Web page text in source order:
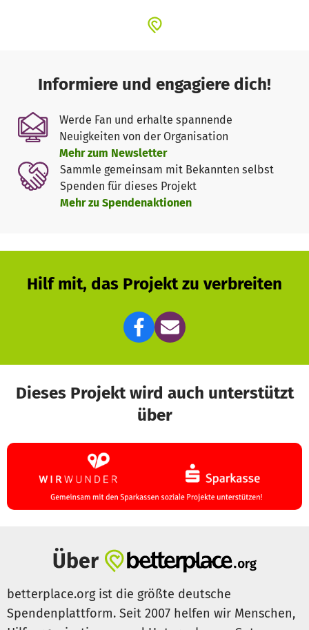
Informiere und engagiere dich!
Werde Fan und erhalte spannende
Neuigkeiten von der Organisation
Mehr zum Newsletter
Sammle gemeinsam mit Bekannten selbst
Spenden für dieses Projekt
Mehr zu Spendenaktionen
Hilf mit, das Projekt zu verbreiten
Dieses Projekt wird auch unterstützt
über
Über
betterplace.org ist die größte deutsche
Spendenplattform. Seit 2007 helfen wir Menschen,